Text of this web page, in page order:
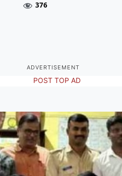
376
ADVERTISEMENT